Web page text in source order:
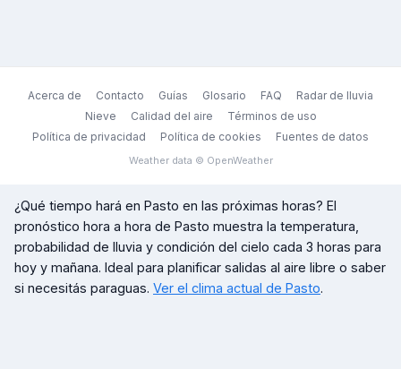
Acerca de Contacto Guías Glosario FAQ
Radar de lluvia
Nieve
Calidad del aire
Términos de uso
Política de privacidad
Política de cookies Fuentes de datos
Weather data © OpenWeather
¿Qué tiempo hará en Pasto en las próximas horas? El
pronóstico hora a hora de Pasto muestra la temperatura,
probabilidad de lluvia y condición del cielo cada 3 horas para
hoy y mañana. Ideal para planificar salidas al aire libre o saber
si necesitás paraguas. Ver el clima actual de Pasto.